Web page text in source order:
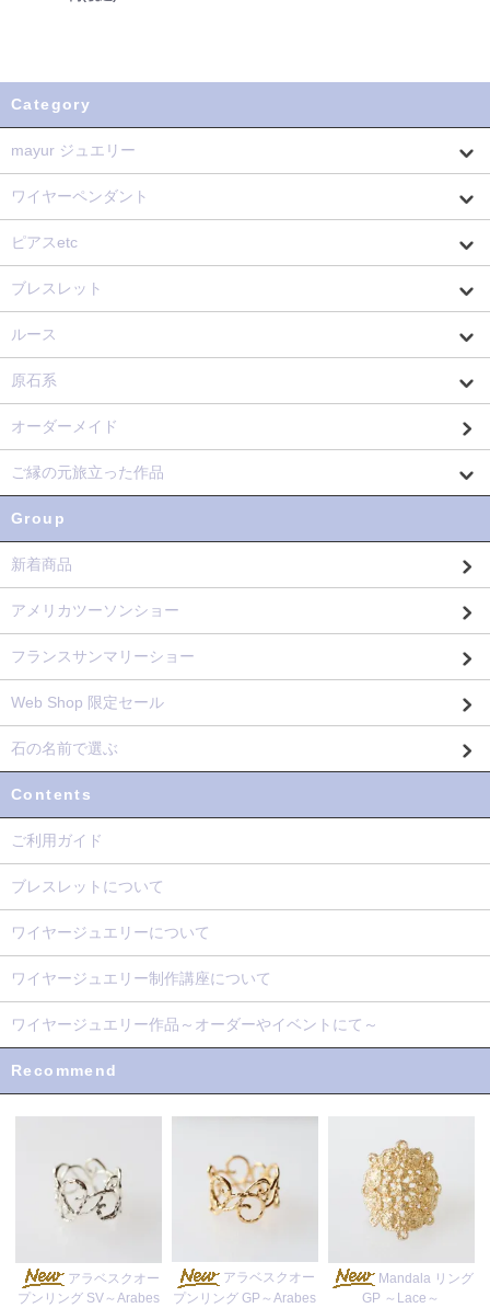
Category
mayur ジュエリー
ワイヤーペンダント
ピアスetc
ブレスレット
ルース
原石系
オーダーメイド
ご縁の元旅立った作品
Group
新着商品
アメリカツーソンショー
フランスサンマリーショー
Web Shop 限定セール
石の名前で選ぶ
Contents
ご利用ガイド
ブレスレットについて
ワイヤージュエリーについて
ワイヤージュエリー制作講座について
ワイヤージュエリー作品～オーダーやイベントにて～
Recommend
アラベスクオー
プンリング SV～Arabes
アラベスクオー
プンリング GP～Arabes
Mandala リング
GP ～Lace～